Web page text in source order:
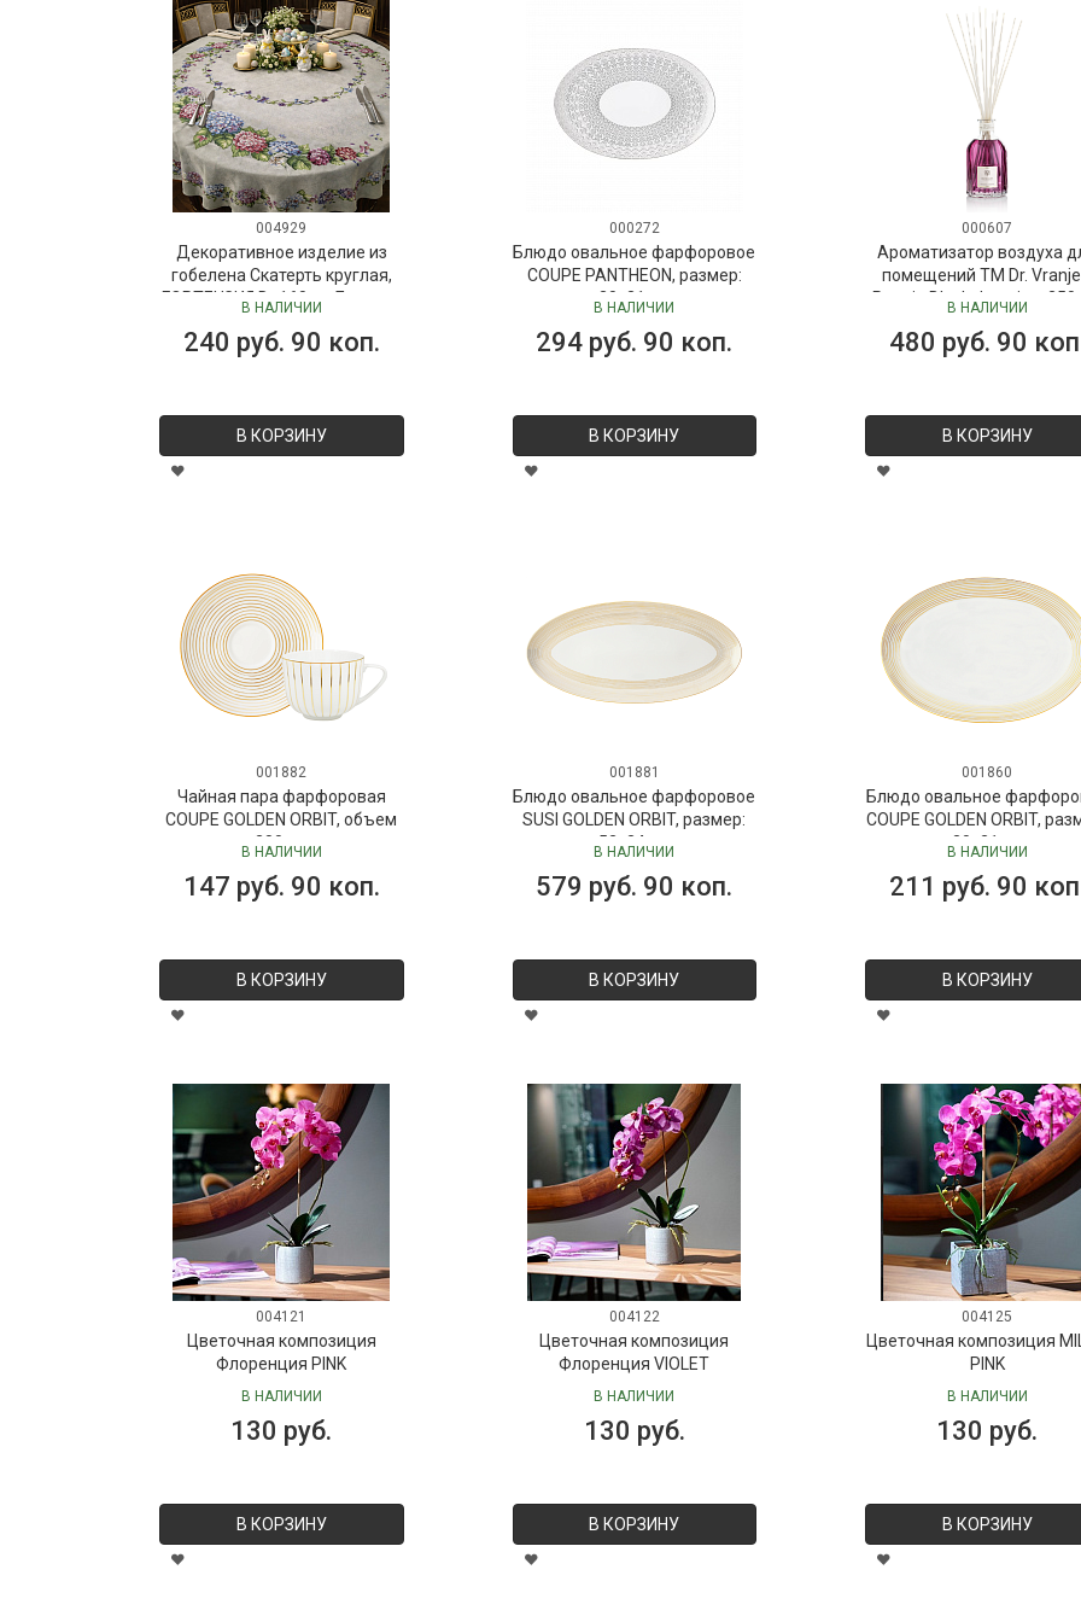
004929
Декоративное изделие из
гобелена Скатерть круглая,
ГОРТЕНЗИЯ D=160 см Бельгия
В НАЛИЧИИ
240 руб. 90 коп.
В КОРЗИНУ
000272
Блюдо овальное фарфоровое
COUPE PANTHEON, размер:
30х21 см
В НАЛИЧИИ
294 руб. 90 коп.
В КОРЗИНУ
000607
Ароматизатор воздуха
помещений ТМ Dr.
Peonia Black Jasmine,
Vranjes
В НАЛИЧИИ
480 руб. 90
В КОРЗИНУ
001882
Чайная пара фарфоровая
COUPE GOLDEN ORBIT, объем
280 мл
В НАЛИЧИИ
147 руб. 90 коп.
В КОРЗИНУ
001881
Блюдо овальное фарфоровое
SUSI GOLDEN ORBIT, размер:
52х24 см
В НАЛИЧИИ
579 руб. 90 коп.
В КОРЗИНУ
001860
Блюдо овальное
COUPE GOLDEN ORBIT,
30х21 см
В НАЛИЧИИ
211 руб. 90
В КОРЗИНУ
004121
Цветочная композиция
Флоренция PINK
В НАЛИЧИИ
130 руб.
В КОРЗИНУ
004122
Цветочная композиция
Флоренция VIOLET
В НАЛИЧИИ
130 руб.
В КОРЗИНУ
004125
Цветочная композиция
PINK
В НАЛИЧИИ
130 руб.
В КОРЗИНУ